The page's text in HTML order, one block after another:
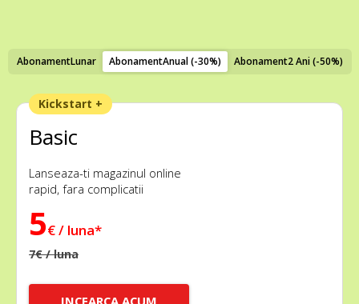
AbonamentLunar AbonamentAnual (-30%) Abonament2 Ani (-50%)
Kickstart +
Basic
Lanseaza-ti magazinul online
rapid, fara complicatii
5€ / luna*
7€ / luna